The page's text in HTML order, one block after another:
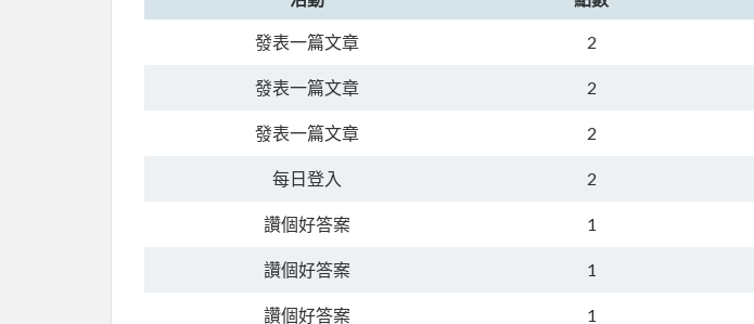
發表一篇文章 2
發表一篇文章 2
發表一篇文章 2
每日登入 2
讚個好答案 1
讚個好答案 1
讚個好答案 1